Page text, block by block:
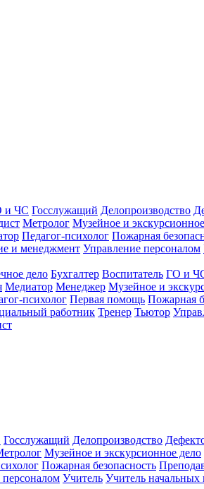
и ЧС Госслужащий Делопроизводство
Метролог Музейное и
Педагог-психолог Пожарная
и менеджмент Управление персоналом
дело Бухгалтер Воспитатель ГО и
Медиатор Менеджер Музейное и
психолог Первая помощь Пожарная
работник Тренер Тьютор
Госслужащий Делопроизводство
Музейное и экскурсионное дело
Пожарная безопасность
Учитель Учитель начальных